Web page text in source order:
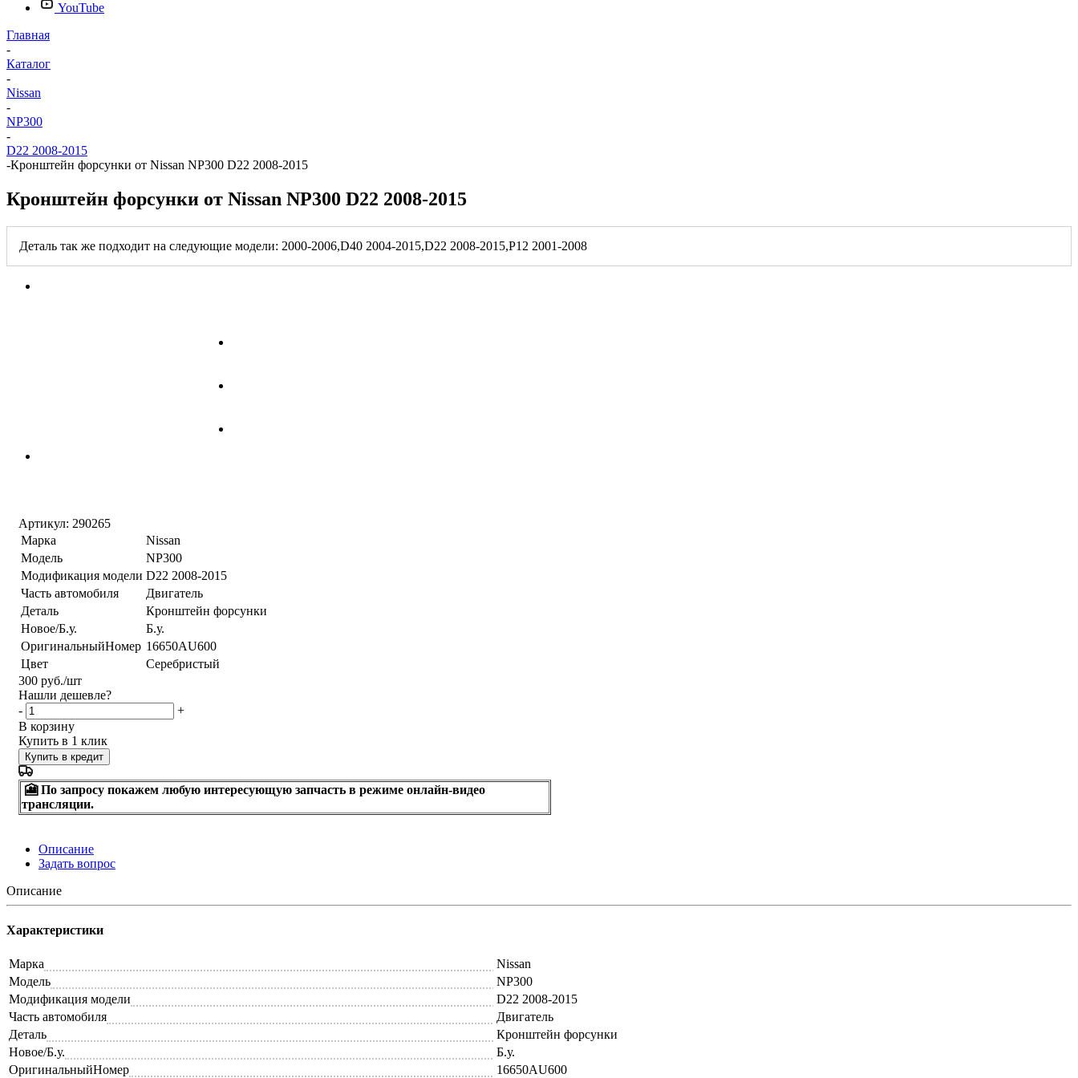
YouTube
Главная
-
Каталог
-
Nissan
-
NP300
-
D22 2008-2015
-Кронштейн форсунки от Nissan NP300 D22 2008-2015
Кронштейн форсунки от Nissan NP300 D22 2008-2015
Деталь так же подходит на следующие модели: 2000-2006,D40 2004-2015,D22 2008-2015,P12 2001-2008
Артикул: 290265
Марка
Nissan
Модель
NP300
Модификация модели D22 2008-2015
Часть автомобиля
Двигатель
Деталь
Кронштейн форсунки
Новое/Б.у.
Б.у.
ОригинальныйНомер 16650AU600
Цвет
Серебристый
300 руб./шт
Нашли дешевле?
-
+
В корзину
Купить в 1 клик
Купить в кредит
🎦 По запросу покажем любую интересующую запчасть в режиме онлайн-видео
трансляции.
Описание
Задать вопрос
Описание
Характеристики
Марка
Nissan
Модель
NP300
Модификация модели
D22 2008-2015
Часть автомобиля
Двигатель
Деталь
Кронштейн форсунки
Новое/Б.у.
Б.у.
ОригинальныйНомер
16650AU600